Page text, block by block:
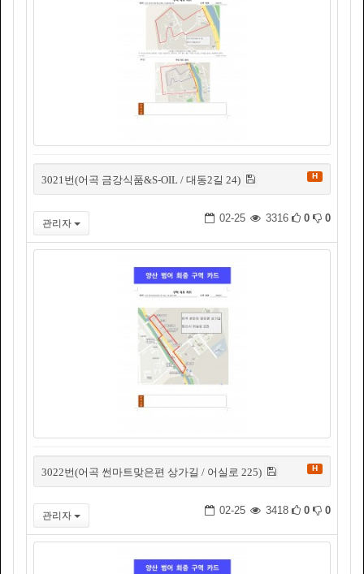
3021번(어곡 금강식품&S-OIL / 대동2길 24) H
관리자 02-25 3316 0 0
3022번(어곡 썬마트맞은편 상가길 / 어실로 225) H
관리자 02-25 3418 0 0